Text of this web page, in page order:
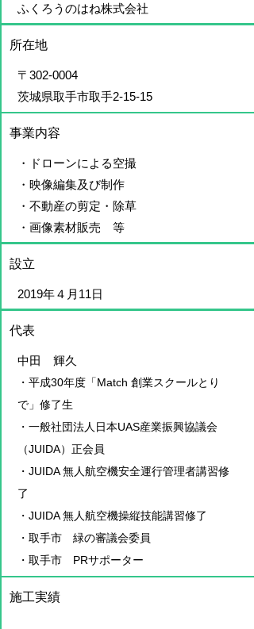
ふくろうのはね株式会社
所在地
〒302-0004
​茨城県取手市取手2-15-15
事業内容
・ドローンによる空撮
​・映像編集及び制作
・不動産の剪定・除草
​・画像素材販売 等
設立
2019年４月11日
代表
中田 輝久
・平成30年度「Match 創業スクールとり
で」修了生
・一般社団法人日本UAS産業振興協議会
（JUIDA）正会員
・JUIDA 無人航空機安全運行管理者講習修
了
・JUIDA 無人航空機操縦技能講習修了
​・ 取手市 ​緑の審議会委員
​・取手市 PRサポーター
​施工実績